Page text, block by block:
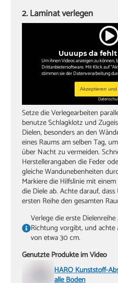
Uuuups da
Um ihnen Videos anzeigen zu können,
Drittanbietersoftware. Mit Klick auf
stimmen sie der Datenverarbeitung
Akzeptieren und
2. Laminat verlegen
Setze die Verlegearbeiten
benutze Schlagklotz und
Dielen, besonders an den
eines Raums am selben Tag,
über Nacht zu vermeiden.
Herstellerangaben die Feder
gleiche Wandunebenheiten
Markiere die Hilfslinie mit
die Diele ab. Achte darauf,
ersten Reihe den gesamten
Verlege die erste
Richtung vorgibt, und achte
von etwa 30 cm.
Genutzte Produkte im Video
HARO Kunststoff-
alle Böden